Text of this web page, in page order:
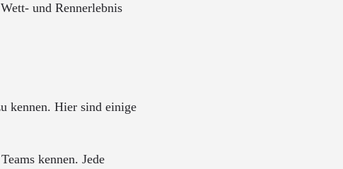
und Rennerlebnis
kennen. Hier sind einige
kennen. Jede